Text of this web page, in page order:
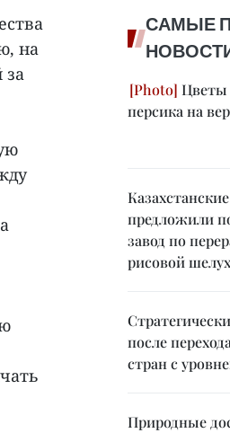
на
за
САМЫЕ
Цветы
персика на
предложили
завод по
рисовой
после
стран с
Природные